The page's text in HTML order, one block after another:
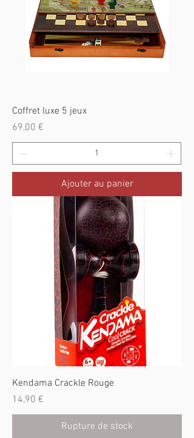
Coffret luxe 5 jeux
Prix
69,00 €
Ajouter au panier
Kendama Crackle Rouge
Prix
14,90 €
Rupture de stock